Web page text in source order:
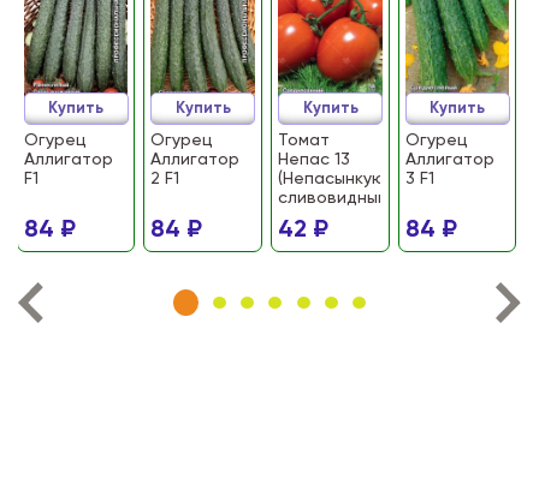
Огурец
Аллигатор
F1
84 ₽
Купить
Огурец
Аллигатор
2 F1
84 ₽
Купить
Томат
Непас 13
(Непасынкующийся
сливовидный)
42 ₽
Купить
Огурец
Аллигатор
3 F1
84 ₽
Купить